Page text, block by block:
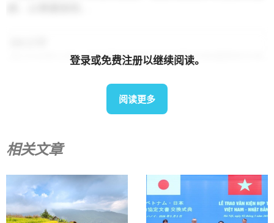
自2008年以来，我们是首家专注于越南市场调研的日本
谈、消费者调查和商业配对。此外，我们近期还建立了
一个包含超过90万家越南企业的数据库，可用于寻找合
作伙伴和分析市场。.
如有任何疑问，请随时与我们联系。.
info@b-company.jp+ (84) 28 3910 3913
登录或免费注册以继续阅读。
阅读更多
相关文章